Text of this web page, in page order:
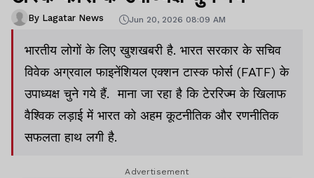
By Lagatar News Jun 20, 2026 08:09 AM
भारतीय लोगों के लिए खुशखबरी है. भारत सरकार के सचिव
विवेक अग्रवाल फाइनेंशियल एक्शन टास्क फोर्स (FATF) के
उपाध्यक्ष चुने गये हैं. माना जा रहा है कि टेररिज्म के खिलाफ
वैश्विक लड़ाई में भारत को अहम कूटनीतिक और रणनीतिक
सफलता हाथ लगी है.
Advertisement